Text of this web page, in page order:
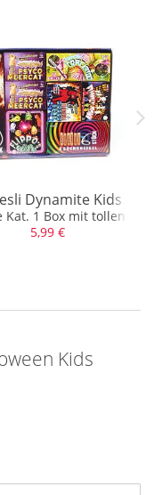
Dynamite Kids
Kat. 1 Box mit tollen
5,99 €
Kids